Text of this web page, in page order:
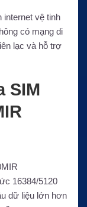
internet vệ tinh
có mạng di
lạc và hỗ trợ
SIM
16384/5120
dữ liệu lớn hơn